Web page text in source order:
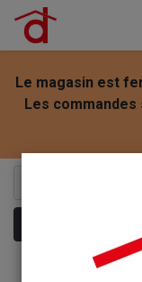
Le magasin est
Les
Montrer les